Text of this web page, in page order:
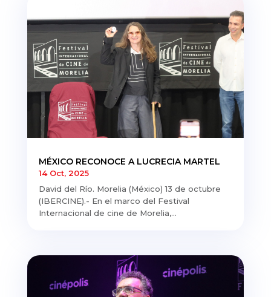
MÉXICO RECONOCE A LUCRECIA MARTEL
14 Oct, 2025
David del Río. Morelia (México) 13 de octubre
(IBERCINE).- En el marco del Festival
Internacional de cine de Morelia,...